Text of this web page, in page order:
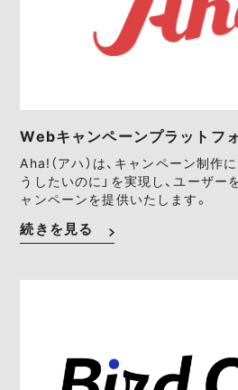
Webキャンペーンプラットフォ
Aha!（アハ）は、キャンペーン制作
うしたいのに」を実現し、ユーザ
ャンペーンを提供いたします。
続きを見る